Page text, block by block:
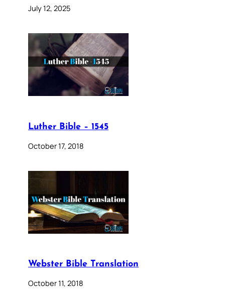
July 12, 2025
Luther Bible – 1545
October 17, 2018
Webster Bible Translation
October 11, 2018